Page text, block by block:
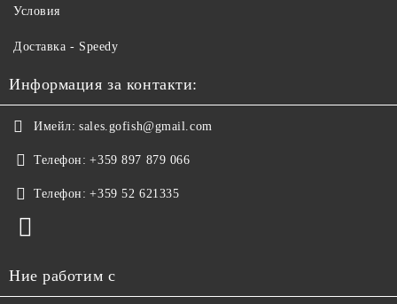
Условия
Доставка - Speedy
Информация за контакти:
Имейл: sales.gofish@gmail.com
Телефон: +359 897 879 066
Телефон: +359 52 621335
Ние работим с